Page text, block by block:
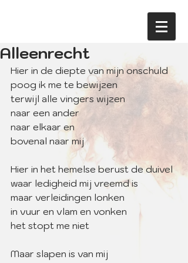
Alleenrecht
Hier in de diepte van mijn onschuld
poog ik me te bewijzen
terwijl alle vingers wijzen
naar een ander
naar elkaar en
bovenal naar mij
Hier in het hemelse berust de duivel
waar ledigheid mij vreemd is
maar verleidingen lonken
in vuur en vlam en vonken
het stopt me niet
Maar slapen is van mij